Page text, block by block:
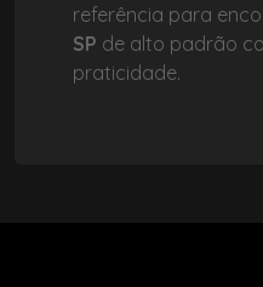
referência para
SP de alto padrão
praticidade.